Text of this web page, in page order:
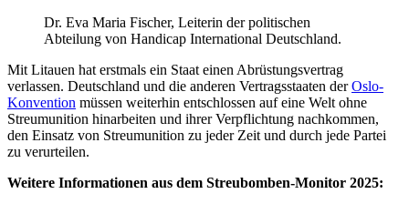
Dr. Eva Maria Fischer, Leiterin der politischen
Abteilung von Handicap International Deutschland.
Mit Litauen hat erstmals ein Staat einen Abrüstungsvertrag
verlassen. Deutschland und die anderen Vertragsstaaten derOslo-
Konvention müssen weiterhin entschlossen auf eine Welt ohne
Streumunition hinarbeiten und ihrer Verpflichtung nachkommen,
den Einsatz von Streumunition zu jeder Zeit und durch jede Partei
zu verurteilen.
Weitere Informationen aus dem Streubomben-Monitor 2025: